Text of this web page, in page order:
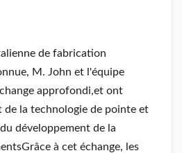
de fabrication
M. John et l'équipe
approfondi,et ont
la technologie de pointe et
développement de la
à cet échange, les